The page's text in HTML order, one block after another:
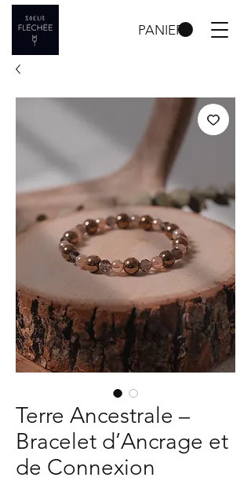
PANIER
Terre Ancestrale –
Bracelet d’Ancrage et
de Connexion